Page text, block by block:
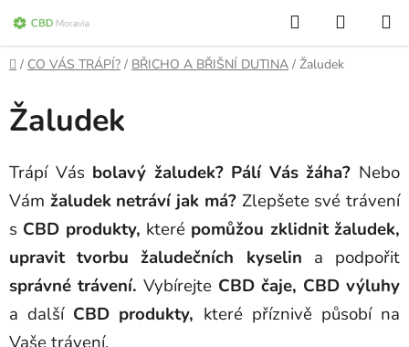
na
obsah
Hledat
KOŠÍK
Domů
/ CO VÁS TRÁPÍ? / BŘICHO A BŘIŠNÍ DUTINA / Žaludek
Žaludek
Trápí Vás bolavý žaludek? Pálí Vás žáha? Nebo
Vám žaludek netráví jak má? Zlepšete své trávení
s CBD produkty, které pomůžou zklidnit žaludek,
upravit tvorbu žaludečních kyselin a podpořit
správné trávení. Vybírejte CBD čaje, CBD výluhy
a dalšíCBD produkty, které příznivě působí na
Vaše trávení.